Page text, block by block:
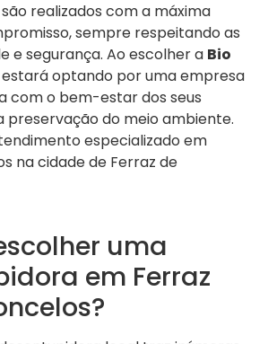
realizados com a máxima
sempre respeitando as
e segurança. Ao escolher a Bio
estará optando por uma empresa
com o bem-estar dos seus
preservação do meio ambiente.
especializado em
na cidade de Ferraz de
uma
em Ferraz